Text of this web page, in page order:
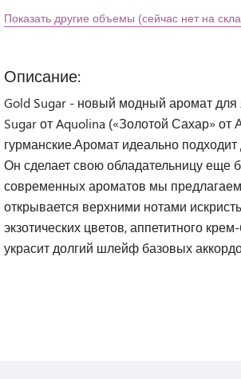
Показать другие объемы (сейчас нет на
Описание:
Gold Sugar - новый модный аромат для
Sugar от Aquolina («Золотой Сахар»
гурманские.Аромат идеально
Он сделает свою обладательницу еще
современных ароматов мы
открывается верхними нотами
экзотических цветов, аппетитного
украсит долгий шлейф базовых